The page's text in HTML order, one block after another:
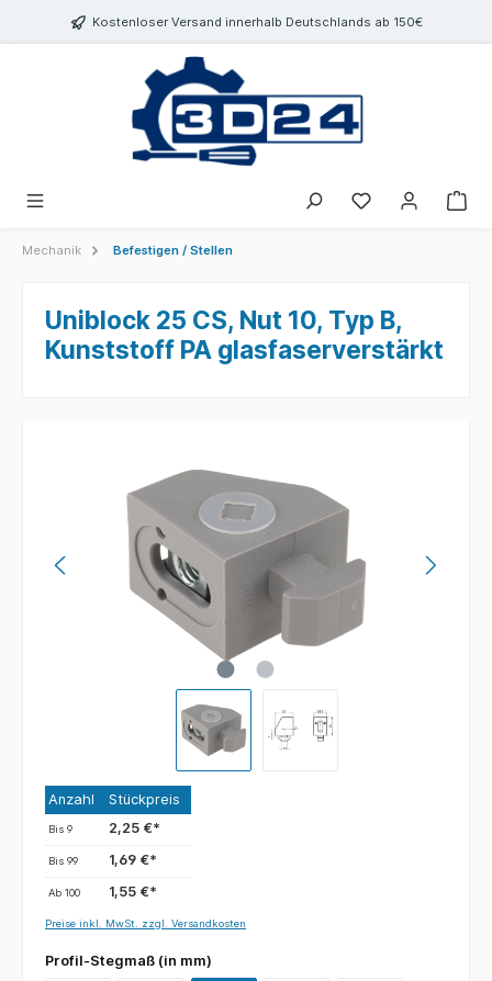
springenKostenloser Versand innerhalb Deutschlands ab 150€
Mechanik Befestigen / Stellen
Uniblock 25 CS, Nut 10, Typ B,
Kunststoff PA glasfaserverstärkt
Anzahl Stückpreis
Bis9 2,25 €*
Bis99 1,69 €*
Ab100 1,55 €*
Preise inkl. MwSt. zzgl. Versandkosten
Profil-Stegmaß (in mm)